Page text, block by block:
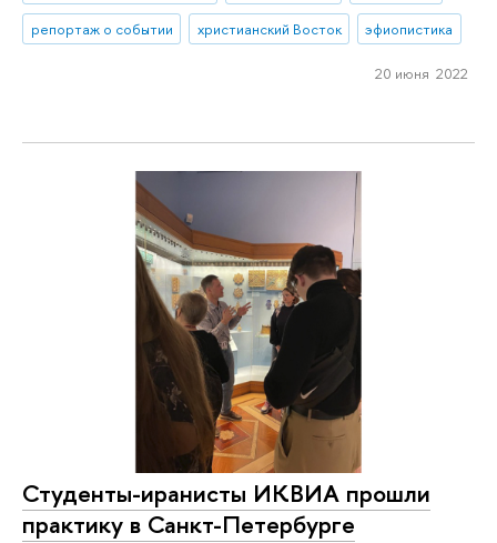
репортаж о событии
христианский Восток эфиопистика
20 июня 2022
Студенты-иранисты ИКВИА прошли
практику в Санкт-Петербурге